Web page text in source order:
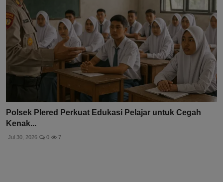
Polsek Plered Perkuat Edukasi Pelajar untuk Cegah
Kenak...
Jul 30, 2026 0 7